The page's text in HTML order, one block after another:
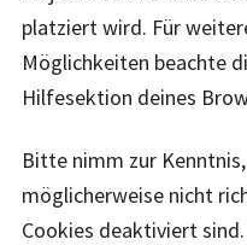
platziert wird. Für
Möglichkeiten beachte
Hilfesektion deines
Bitte nimm zur
möglicherweise nicht
Cookies deaktiviert